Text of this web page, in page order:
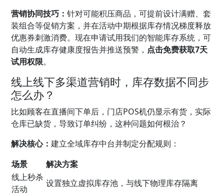
营销协同技巧：针对可能积压商品，可提前设计满赠、套
装组合等促销方案，并在活动中期根据库存情况梯度释放
优惠券刺激消费。现在申请试用我们的智能库存系统，可
自动生成库存健康度报告并推送预警， 点击免费获取7天
试用权限。
线上线下多渠道营销时，库存数据不同步
怎么办？
比如顾客在直播间下单后，门店POS机仍显示有货，实际
仓库已缺货，导致订单纠纷，这种问题如何根治？
解决核心：建立全域库存中台并制定分配规则：
场景
解决方案
线上秒杀
活动
设置独立虚拟库存池，与线下物理库存隔离